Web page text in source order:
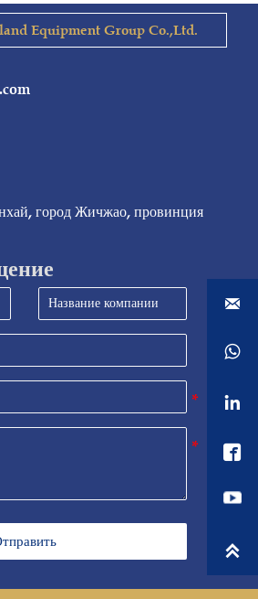
Equipment Group Co.,Ltd.
город Жичжао, провинция




